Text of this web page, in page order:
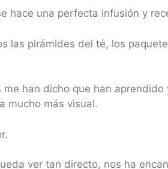
hace una perfecta infusión y
las pirámides del té, los
han dicho que han
mucho más visual.
ver tan directo, nos ha